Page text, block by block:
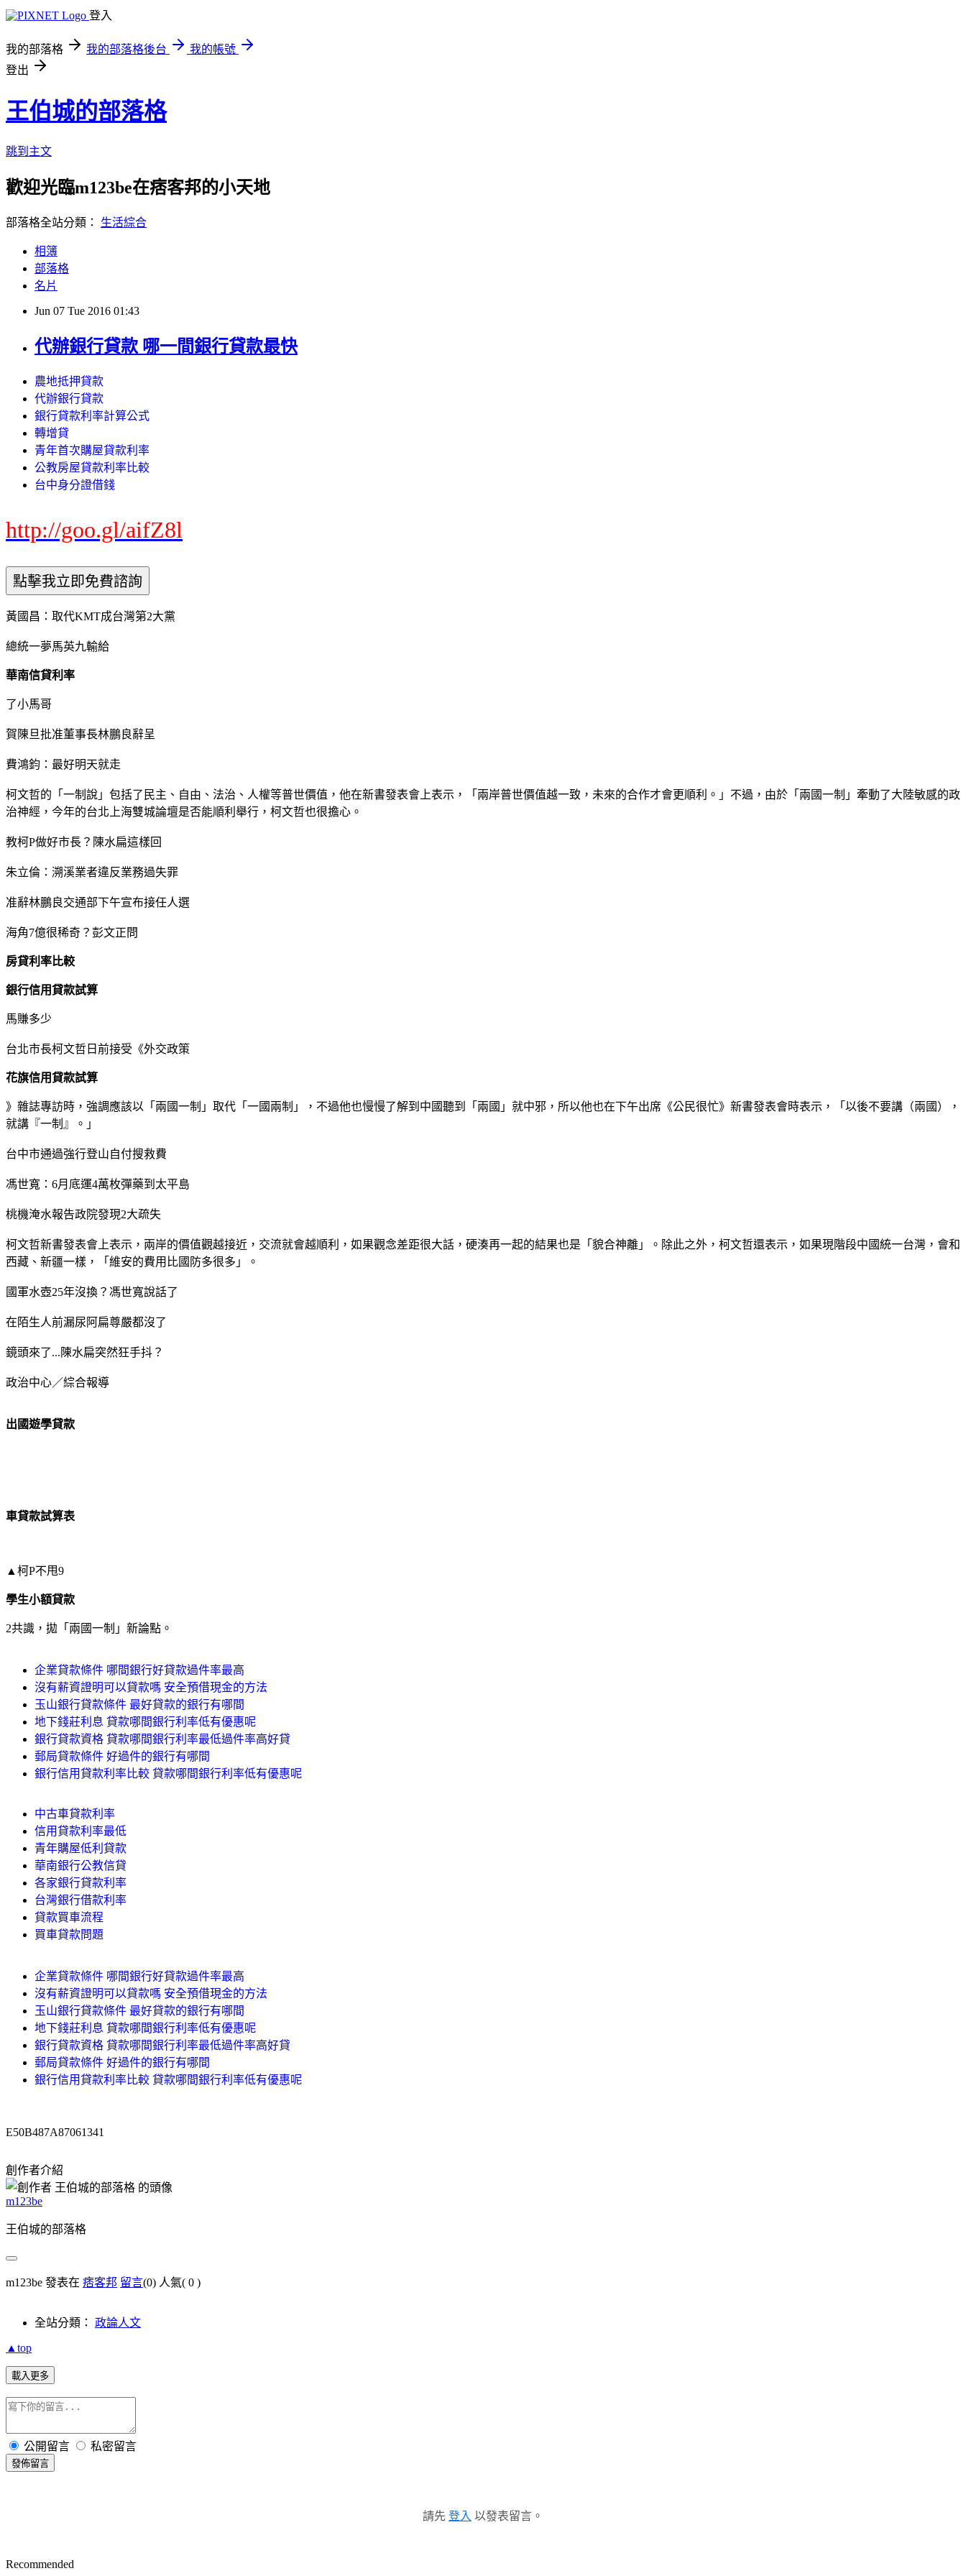
登入
我的部落格 我的部落格後台
我的帳號
登出
王伯城的部落格
跳到主文
歡迎光臨m123be在痞客邦的小天地
部落格全站分類： 生活綜合
相簿
部落格
名片
Jun 07 Tue 2016 01:43
代辦銀行貸款 哪一間銀行貸款最快
農地抵押貸款
代辦銀行貸款
銀行貸款利率計算公式
轉增貸
青年首次購屋貸款利率
公教房屋貸款利率比較
台中身分證借錢
http://goo.gl/aifZ8l
黃國昌：取代KMT成台灣第2大黨
總統一夢馬英九輸給
華南信貸利率
了小馬哥
賀陳旦批准董事長林鵬良辭呈
費鴻鈞：最好明天就走
柯文哲的「一制說」包括了民主、自由、法治、人權等普世價值，他在新書發表會上表示，「兩岸普世價值越一致，未來的合作才會更順利。」不過，由於「兩國一制」牽動了大陸敏感的政
治神經，今年的台北上海雙城論壇是否能順利舉行，柯文哲也很擔心。
教柯P做好市長？陳水扁這樣回
朱立倫：溯溪業者違反業務過失罪
准辭林鵬良交通部下午宣布接任人選
海角7億很稀奇？彭文正問
房貸利率比較
銀行信用貸款試算
馬賺多少
台北市長柯文哲日前接受《外交政策
花旗信用貸款試算
》雜誌專訪時，強調應該以「兩國一制」取代「一國兩制」，不過他也慢慢了解到中國聽到「兩國」就中邪，所以他也在下午出席《公民很忙》新書發表會時表示，「以後不要講（兩國），
就講『一制』。」
台中市通過強行登山自付搜救費
馮世寬：6月底運4萬枚彈藥到太平島
桃機淹水報告政院發現2大疏失
柯文哲新書發表會上表示，兩岸的價值觀越接近，交流就會越順利，如果觀念差距很大話，硬湊再一起的結果也是「貌合神離」。除此之外，柯文哲還表示，如果現階段中國統一台灣，會和
西藏、新疆一樣，「維安的費用比國防多很多」。
國軍水壺25年沒換？馮世寬說話了
在陌生人前漏尿阿扁尊嚴都沒了
鏡頭來了...陳水扁突然狂手抖？
政治中心／綜合報導
出國遊學貸款
車貸款試算表
▲柯P不甩9
學生小額貸款
2共識，拋「兩國一制」新論點。
企業貸款條件 哪間銀行好貸款過件率最高
沒有薪資證明可以貸款嗎 安全預借現金的方法
玉山銀行貸款條件 最好貸款的銀行有哪間
地下錢莊利息 貸款哪間銀行利率低有優惠呢
銀行貸款資格 貸款哪間銀行利率最低過件率高好貸
郵局貸款條件 好過件的銀行有哪間
銀行信用貸款利率比較 貸款哪間銀行利率低有優惠呢
中古車貸款利率
信用貸款利率最低
青年購屋低利貸款
華南銀行公教信貸
各家銀行貸款利率
台灣銀行借款利率
貸款買車流程
買車貸款問題
企業貸款條件 哪間銀行好貸款過件率最高
沒有薪資證明可以貸款嗎 安全預借現金的方法
玉山銀行貸款條件 最好貸款的銀行有哪間
地下錢莊利息 貸款哪間銀行利率低有優惠呢
銀行貸款資格 貸款哪間銀行利率最低過件率高好貸
郵局貸款條件 好過件的銀行有哪間
銀行信用貸款利率比較 貸款哪間銀行利率低有優惠呢
E50B487A87061341
創作者介紹
m123be
王伯城的部落格
m123be 發表在 痞客邦 留言(0) 人氣( 0 )
全站分類： 政論人文
▲top
載入更多
公開留言 私密留言
發佈留言
請先 登入 以發表留言。
Recommended